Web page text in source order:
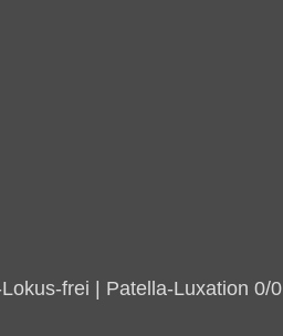
frei | Patella-Luxation 0/0